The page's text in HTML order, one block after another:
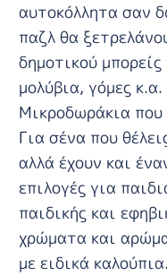
αυτοκόλλητα σαν
παζλ θα
δημοτικού
μολύβια, γόμες κ.α.
Μικροδωράκια που
Για σένα που
αλλά έχουν και
επιλογές για
παιδικής και
χρώματα και
με ειδικά